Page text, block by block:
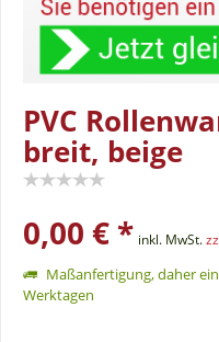
PVC
breit, beige
0,00 € * inkl. MwSt.
Maßanfertigung, daher
Werktagen